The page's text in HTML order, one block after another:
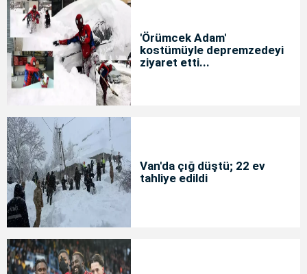
'Örümcek Adam'
kostümüyle depremzedeyi
ziyaret etti...
Van'da çığ düştü; 22 ev
tahliye edildi